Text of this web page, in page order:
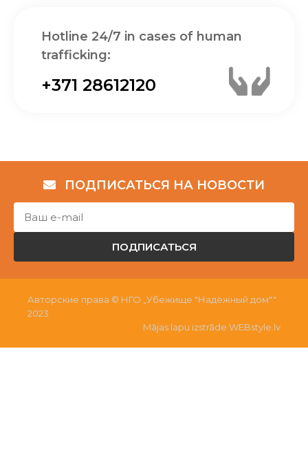
Hotline 24/7 in cases of human
trafficking:
+371 28612120
ПОДПИСАТЬСЯ НА НОВОСТИ
ПОДПИСАТЬСЯ
Авторские права © НГО „Убежище "Надёжный дом""
2023
Mājas lapu izstrāde WEBstyle.lv